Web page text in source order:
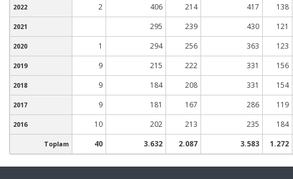
2022 2 406 214 417 138
2021 295 239 430 121
2020 1 294 256 363 123
2019 9 215 222 331 156
2018 9 184 208 331 154
2017 9 181 167 286 119
2016 10 202 213 235 184
Toplam 40 3.632 2.087 3.583 1.272